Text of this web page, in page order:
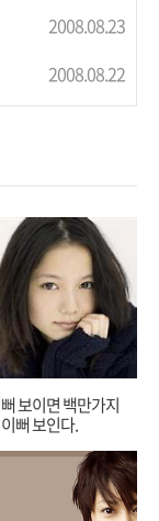
2008.08.23
2008.08.22
보이면 백만가지
뻐 보인다.